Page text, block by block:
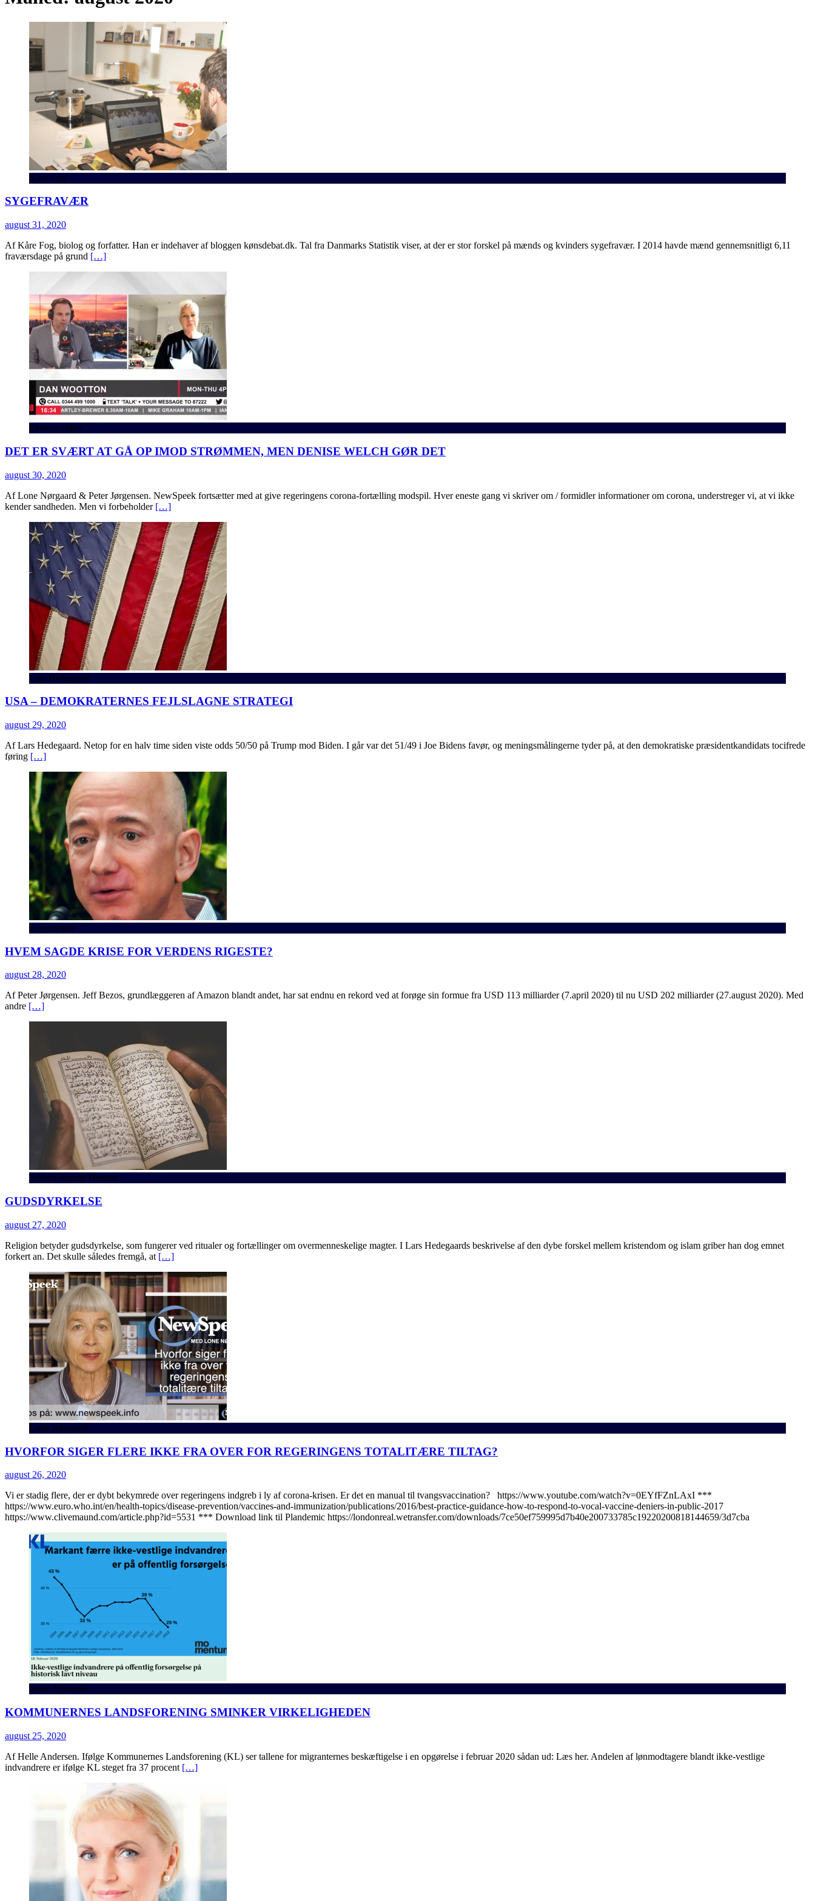
Kåre Fog
SYGEFRAVÆR
august 31, 2020
Af Kåre Fog, biolog og forfatter. Han er indehaver af bloggen kønsdebat.dk. Tal fra Danmarks Statistik viser, at der er stor forskel på mænds og kvinders sygefravær. I 2014 havde mænd gennemsnitligt 6,11
fraværsdage på grund […]
Ekstern video
DET ER SVÆRT AT GÅ OP IMOD STRØMMEN, MEN DENISE WELCH GØR DET
august 30, 2020
Af Lone Nørgaard & Peter Jørgensen. NewSpeek fortsætter med at give regeringens corona-fortælling modspil. Hver eneste gang vi skriver om / formidler informationer om corona, understreger vi, at vi ikke
kender sandheden. Men vi forbeholder […]
Lars Hedegaard
USA – DEMOKRATERNES FEJLSLAGNE STRATEGI
august 29, 2020
Af Lars Hedegaard. Netop for en halv time siden viste odds 50/50 på Trump mod Biden. I går var det 51/49 i Joe Bidens favør, og meningsmålingerne tyder på, at den demokratiske præsidentkandidats tocifrede
føring […]
Kommentar
HVEM SAGDE KRISE FOR VERDENS RIGESTE?
august 28, 2020
Af Peter Jørgensen. Jeff Bezos, grundlæggeren af Amazon blandt andet, har sat endnu en rekord ved at forøge sin formue fra USD 113 milliarder (7.april 2020) til nu USD 202 milliarder (27.august 2020). Med
andre […]
Torben Snarup Hansen
GUDSDYRKELSE
august 27, 2020
Religion betyder gudsdyrkelse, som fungerer ved ritualer og fortællinger om overmenneskelige magter. I Lars Hedegaards beskrivelse af den dybe forskel mellem kristendom og islam griber han dog emnet
forkert an. Det skulle således fremgå, at […]
Lone Nørgaard
HVORFOR SIGER FLERE IKKE FRA OVER FOR REGERINGENS TOTALITÆRE TILTAG?
august 26, 2020
Vi er stadig flere, der er dybt bekymrede over regeringens indgreb i ly af corona-krisen. Er det en manual til tvangsvaccination? https://www.youtube.com/watch?v=0EYfFZnLAxI ***
https://www.euro.who.int/en/health-topics/disease-prevention/vaccines-and-immunization/publications/2016/best-practice-guidance-how-to-respond-to-vocal-vaccine-deniers-in-public-2017
https://www.clivemaund.com/article.php?id=5531 *** Download link til Plandemic https://londonreal.wetransfer.com/downloads/7ce50ef759995d7b40e200733785c19220200818144659/3d7cba
Helle Andersen
KOMMUNERNES LANDSFORENING SMINKER VIRKELIGHEDEN
august 25, 2020
Af Helle Andersen. Ifølge Kommunernes Landsforening (KL) ser tallene for migranternes beskæftigelse i en opgørelse i februar 2020 sådan ud: Læs her. Andelen af lønmodtagere blandt ikke-vestlige
indvandrere er ifølge KL steget fra 37 procent […]